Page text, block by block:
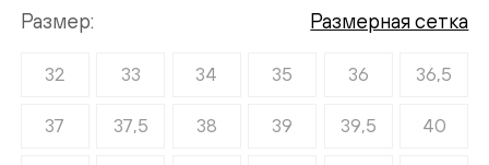
Размер Размерная сетка
32 33 34 35 36 36,5
37 37,5 38 39 39,5 40